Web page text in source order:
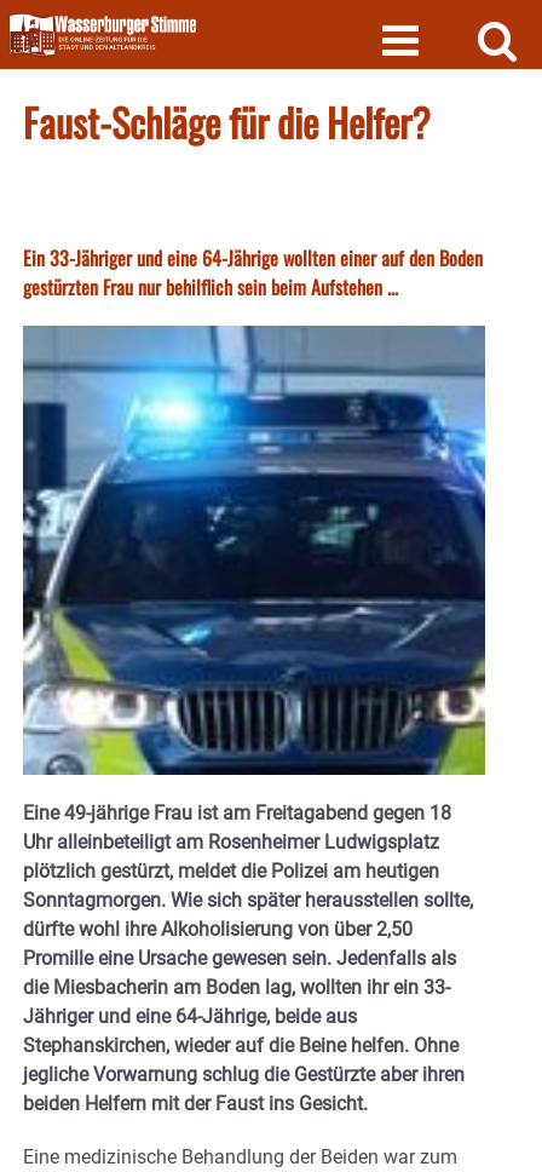
Skip
to
content
Faust-Schläge für die Helfer?
Ein 33-Jähriger und eine 64-Jährige wollten einer auf den Boden
gestürzten Frau nur behilflich sein beim Aufstehen ...
Eine 49-jährige Frau ist am Freitagabend gegen 18
Uhr alleinbeteiligt am Rosenheimer Ludwigsplatz
plötzlich gestürzt, meldet die Polizei am heutigen
Sonntagmorgen. Wie sich später herausstellen sollte,
dürfte wohl ihre Alkoholisierung von über 2,50
Promille eine Ursache gewesen sein. Jedenfalls als
die Miesbacherin am Boden lag, wollten ihr ein 33-
Jähriger und eine 64-Jährige, beide aus
Stephanskirchen, wieder auf die Beine helfen. Ohne
jegliche Vorwarnung schlug die Gestürzte aber ihren
beiden Helfern mit der Faust ins Gesicht.
Eine medizinische Behandlung der Beiden war zum